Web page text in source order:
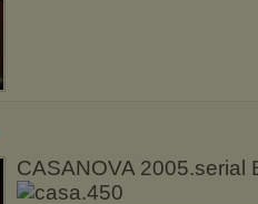
CASANOVA 2005.serial